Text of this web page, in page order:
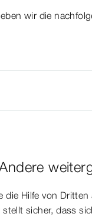
wir die
Hilfe von
sicher, dass